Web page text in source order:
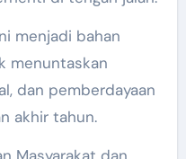
menjadi bahan
menuntaskan
dan pemberdayaan
akhir tahun.